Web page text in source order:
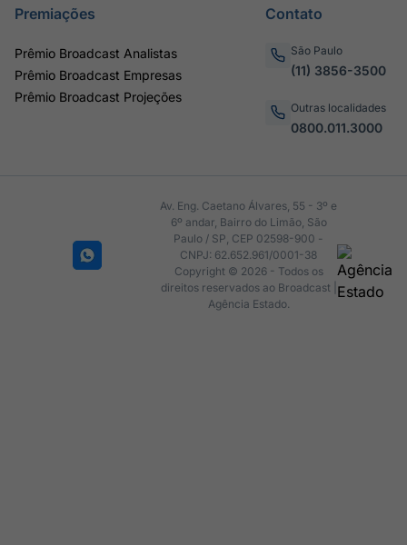
Premiações
Prêmio Broadcast Analistas
Prêmio Broadcast Empresas
Prêmio Broadcast Projeções
Contato
São Paulo
(11) 3856-3500
Outras localidades
0800.011.3000
Av. Eng. Caetano Álvares, 55 - 3º e
6º andar, Bairro do Limão, São
Paulo / SP, CEP 02598-900 -
CNPJ: 62.652.961/0001-38
Copyright © 2026 - Todos os
direitos reservados ao Broadcast |
Agência Estado.